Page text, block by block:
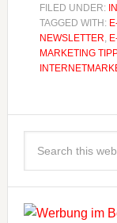
FILED UNDER:
TAGGED WITH:
NEWSLETTER,
MARKETING